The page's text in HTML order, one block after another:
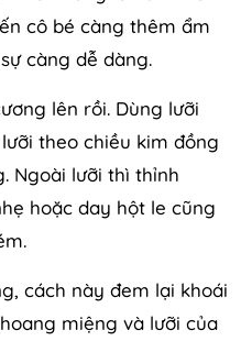
cô bé càng thêm ẩm
càng dễ dàng.
lên rồi. Dùng lưỡi
theo chiều kim đồng
Ngoài lưỡi thì thỉnh
hoặc day hột le cũng
cách này đem lại khoái
miệng và lưỡi của